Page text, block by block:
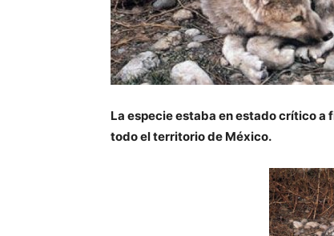
La especie estaba en estado crítico a
todo el territorio de México.